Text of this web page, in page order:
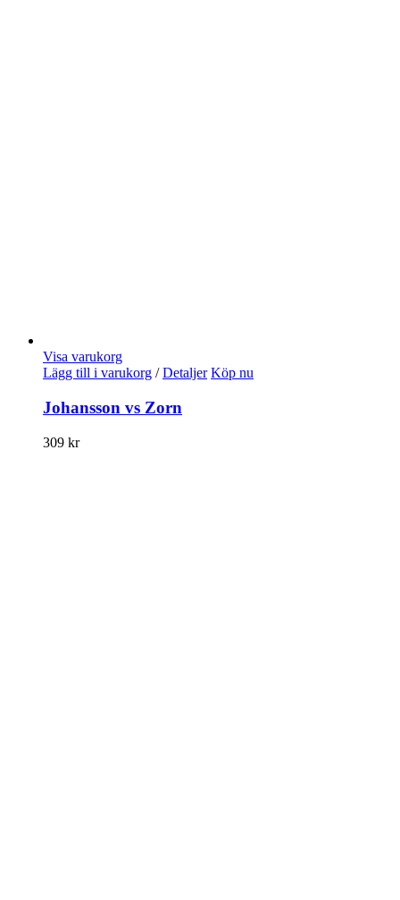
Visa varukorg
Lägg till i varukorg / Detaljer Köp nu
Johansson vs Zorn
309 kr